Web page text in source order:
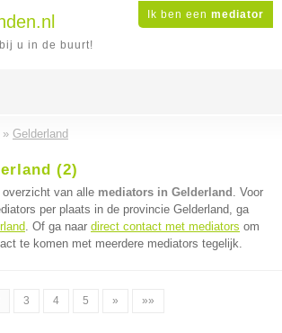
Ik ben een mediator
u in de buurt!
» Gelderland
(2)
overzicht van alle mediators in Gelderland . Voor
per plaats in de provincie Gelderland, ga
. Of ga naar direct contact met mediators om
te komen met meerdere mediators tegelijk.
3 4 5 » »»